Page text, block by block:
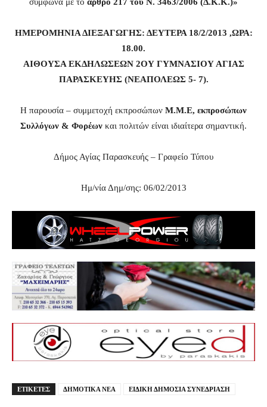
ΗΜΕΡΟΜΗΝΙΑ ΔΙΕΞΑΓΩΓΗΣ: ΔΕΥΤΕΡΑ 18/2/2013 ,ΩΡΑ:
18.00.
ΑΙΘΟΥΣΑ ΕΚΔΗΛΩΣΕΩΝ 2ΟΥ ΓΥΜΝΑΣΙΟΥ ΑΓΙΑΣ
ΠΑΡΑΣΚΕΥΗΣ (ΝΕΑΠΟΛΕΩΣ 5- 7).
Η παρουσία – συμμετοχή εκπροσώπων Μ.Μ.Ε, εκπροσώπων
Συλλόγων & Φορέων και πολιτών είναι ιδιαίτερα σημαντική.
Δήμος Αγίας Παρασκευής – Γραφείο Τύπου
Ημ/νία Δημ/σης: 06/02/2013
ΕΤΙΚΕΤΕΣ ΔΗΜΟΤΙΚΑ ΝΕΑ ΕΙΔΙΚΗ ΔΗΜΟΣΙΑ ΣΥΝΕΔΡΙΑΣΗ